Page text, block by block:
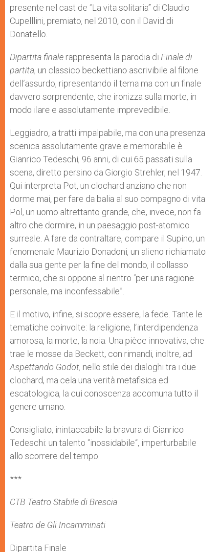
presente nel cast de “La vita solitaria” di Claudio
Cupelllini, premiato, nel 2010, con il David di
Donatello.
Dipartita finale rappresenta la parodia di Finale di
partita, un classico beckettiano ascrivibile al filone
dell’assurdo, ripresentando il tema ma con un finale
davvero sorprendente, che ironizza sulla morte, in
modo ilare e assolutamente imprevedibile.
Leggiadro, a tratti impalpabile, ma con una presenza
scenica assolutamente grave e memorabile è
Gianrico Tedeschi, 96 anni, di cui 65 passati sulla
scena, diretto persino da Giorgio Strehler, nel 1947.
Qui interpreta Pot, un clochard anziano che non
dorme mai, per fare da balia al suo compagno di vita
Pol, un uomo altrettanto grande, che, invece, non fa
altro che dormire, in un paesaggio post-atomico
surreale. A fare da contraltare, compare il Supino, un
fenomenale Maurizio Donadoni, un alieno richiamato
dalla sua gente per la fine del mondo, il collasso
termico, che si oppone al rientro “per una ragione
personale, ma inconfessabile”.
E il motivo, infine, si scopre essere, la fede. Tante le
tematiche coinvolte: la religione, l’interdipendenza
amorosa, la morte, la noia. Una pièce innovativa, che
trae le mosse da Beckett, con rimandi, inoltre, ad
Aspettando Godot, nello stile dei dialoghi tra i due
clochard, ma cela una verità metafisica ed
escatologica, la cui conoscenza accomuna tutto il
genere umano.
Consigliato, inintaccabile la bravura di Gianrico
Tedeschi: un talento “inossidabile”, imperturbabile
allo scorrere del tempo.
***
CTB Teatro Stabile di Brescia
Teatro de Gli Incamminati
Dipartita Finale